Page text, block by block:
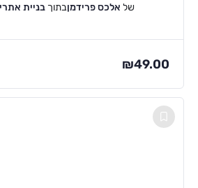
של אלכס פרידמןבתוך בניית
₪49.00